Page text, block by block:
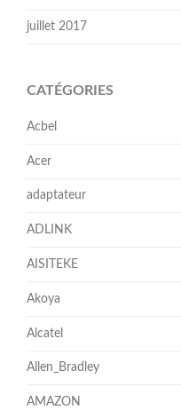
juillet 2017
CATÉGORIES
Acbel
Acer
adaptateur
ADLINK
AISITEKE
Akoya
Alcatel
Allen_Bradley
AMAZON